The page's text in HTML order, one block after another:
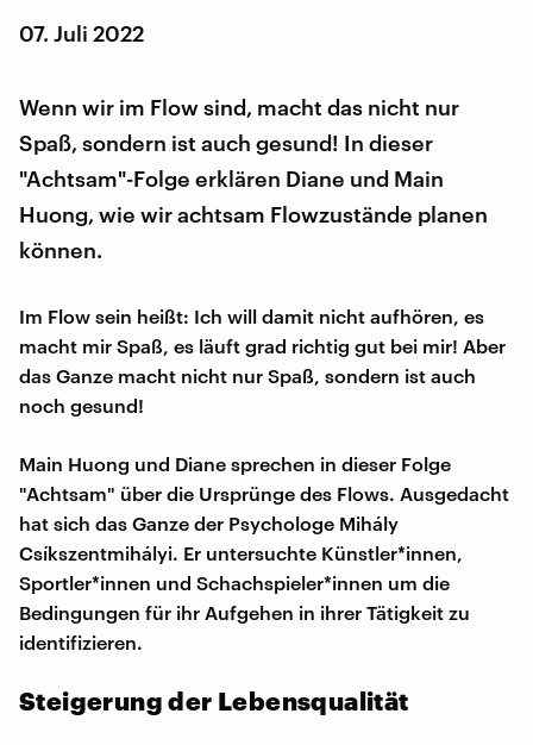
07. Juli 2022
Wenn wir im Flow sind, macht das nicht nur
Spaß, sondern ist auch gesund! In dieser
"Achtsam"-Folge erklären Diane und Main
Huong, wie wir achtsam Flowzustände planen
können.
Im Flow sein heißt: Ich will damit nicht aufhören, es
macht mir Spaß, es läuft grad richtig gut bei mir! Aber
das Ganze macht nicht nur Spaß, sondern ist auch
noch gesund!
Main Huong und Diane sprechen in dieser Folge
"Achtsam" über die Ursprünge des Flows. Ausgedacht
hat sich das Ganze der Psychologe Mihály
Csíkszentmihályi. Er untersuchte Künstler*innen,
Sportler*innen und Schachspieler*innen um die
Bedingungen für ihr Aufgehen in ihrer Tätigkeit zu
identifizieren.
Steigerung der Lebensqualität